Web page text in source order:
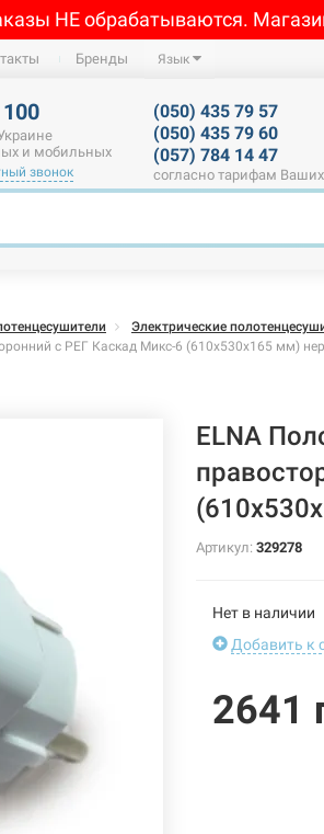
НЕ обрабатываются.
Бренды Язык
и мобильных
звонок
(050) 435 79 57
(050) 435 79 60
(057) 784 14 47
согласно тарифам
Электрические
с РЕГ Каскад Микс-6 (610х530х165 мм)
ELNA
Артикул: 329278
Нет в наличии
Добавить к
2641